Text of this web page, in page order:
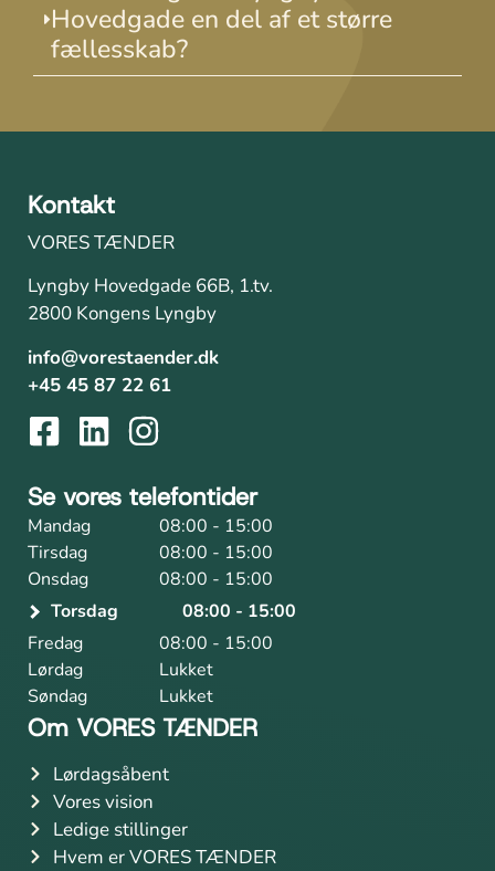
Hovedgade en del af et større
fællesskab?
Kontakt
VORES TÆNDER
Lyngby Hovedgade 66B, 1.tv.
2800 Kongens Lyngby
info@vorestaender.dk
+45 45 87 22 61
Se vores telefontider
Mandag
08:00 - 15:00
Tirsdag
08:00 - 15:00
Onsdag
08:00 - 15:00
Torsdag
08:00 - 15:00
Fredag
08:00 - 15:00
Lørdag
Lukket
Søndag
Lukket
Om VORES TÆNDER
Lørdagsåbent
Vores vision
Ledige stillinger
Hvem er VORES TÆNDER